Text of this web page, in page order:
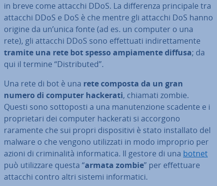
in breve come attacchi DDoS. La dif­fe­ren­za prin­ci­pa­le tra
attacchi DDoS e DoS è che mentre gli attacchi DoS hanno
origine da un’unica fonte (ad es. un computer o una
rete), gli attacchi DDoS sono ef­fet­tua­ti in­di­ret­ta­men­te
tramite una rete bot spesso am­pia­men­te diffusa; da
qui il termine “Di­stri­bu­ted”.
Una rete di bot è una rete composta da un gran
numero di computer hackerati, chiamati zombie.
Questi sono sot­to­po­sti a una ma­nu­ten­zio­ne scadente e i
pro­prie­ta­ri dei computer hackerati si accorgono
raramente che sui propri di­spo­si­ti­vi è stato in­stal­la­to del
malware o che vengono uti­liz­za­ti in modo improprio per
azioni di cri­mi­na­li­tà in­for­ma­ti­ca. Il gestore di una botnet
può uti­liz­za­re questa “armata zombie” per ef­fet­tua­re
attacchi contro altri sistemi in­for­ma­ti­ci.